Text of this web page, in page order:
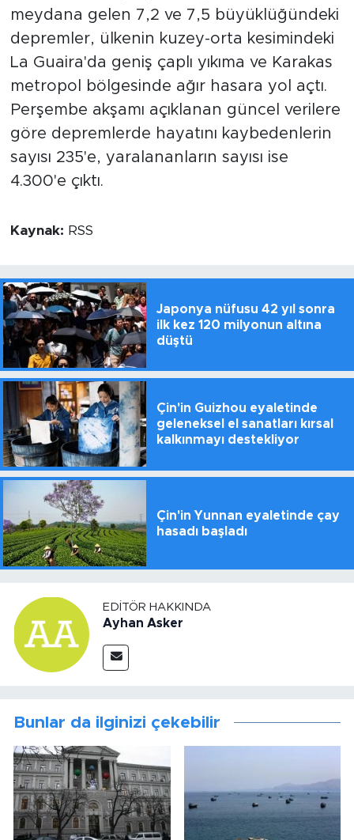
meydana gelen 7,2 ve 7,5 büyüklüğündeki
depremler, ülkenin kuzey-orta kesimindeki
La Guaira'da geniş çaplı yıkıma ve Karakas
metropol bölgesinde ağır hasara yol açtı.
Perşembe akşamı açıklanan güncel verilere
göre depremlerde hayatını kaybedenlerin
sayısı 235'e, yaralananların sayısı ise
4.300'e çıktı.
Kaynak: RSS
Japonya nüfusu 42 yıl sonra
ilk kez 120 milyonun altına
düştü
Çin'in Guizhou eyaletinde
geleneksel el sanatları kırsal
kalkınmayı destekliyor
Çin'in Yunnan eyaletinde çay
hasadı başladı
EDITÖR HAKKINDA
Ayhan Asker
Bunlar da ilginizi çekebilir